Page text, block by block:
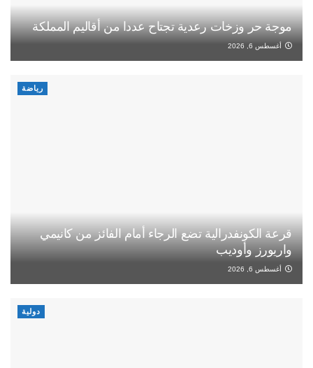
موجة حر وزخات رعدية تجتاح عددا من أقاليم المملكة
أغسطس 6, 2026
رياضة
قرعة الكونفدرالية تضع الرجاء أمام الفائز من كانيمي
واريورز وأوديب
أغسطس 6, 2026
دولية